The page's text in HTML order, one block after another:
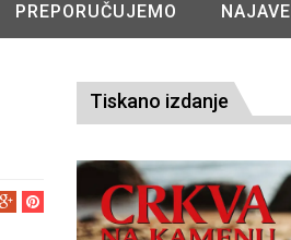
PREPORUČUJEMO NAJAVE
Tiskano izdanje